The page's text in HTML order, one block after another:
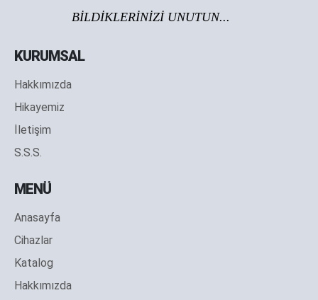
BİLDİKLERİNİZİ UNUTUN...
KURUMSAL
Hakkımızda
Hikayemiz
İletişim
S.S.S.
MENÜ
Anasayfa
Cihazlar
Katalog
Hakkımızda